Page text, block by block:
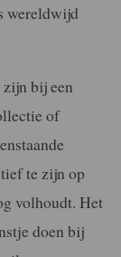
wereldwijd
zijn bij een
of
te zijn op
volhoudt. Het
doen bij